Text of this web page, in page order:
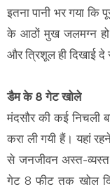
इतना पानी भर गया कि
के आठों मुख जलमग्न हो
और त्रिशूल ही दिखाई दे
डैम के 8 गेट खोले
मंदसौर की कई निचली
करा ली गयी हैं। यहां
से जनजीवन अस्त-
गेट 8 फीट तक खोल